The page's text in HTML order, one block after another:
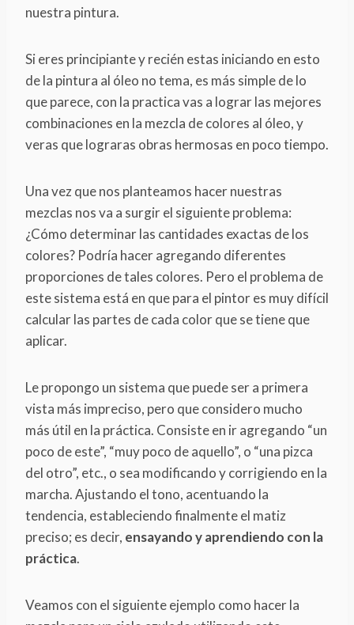
nuestra pintura.
Si eres principiante y recién estas iniciando en esto
de la pintura al óleo no tema, es más simple de lo
que parece, con la practica vas a lograr las mejores
combinaciones en la mezcla de colores al óleo, y
veras que lograras obras hermosas en poco tiempo.
Una vez que nos planteamos hacer nuestras
mezclas nos va a surgir el siguiente problema:
¿Cómo determinar las cantidades exactas de los
colores? Podría hacer agregando diferentes
proporciones de tales colores. Pero el problema de
este sistema está en que para el pintor es muy difícil
calcular las partes de cada color que se tiene que
aplicar.
Le propongo un sistema que puede ser a primera
vista más impreciso, pero que considero mucho
más útil en la práctica. Consiste en ir agregando “un
poco de este”, “muy poco de aquello”, o “una pizca
del otro”, etc., o sea modificando y corrigiendo en la
marcha. Ajustando el tono, acentuando la
tendencia, estableciendo finalmente el matiz
preciso; es decir, ensayando y aprendiendo con la
práctica.
Veamos con el siguiente ejemplo como hacer la